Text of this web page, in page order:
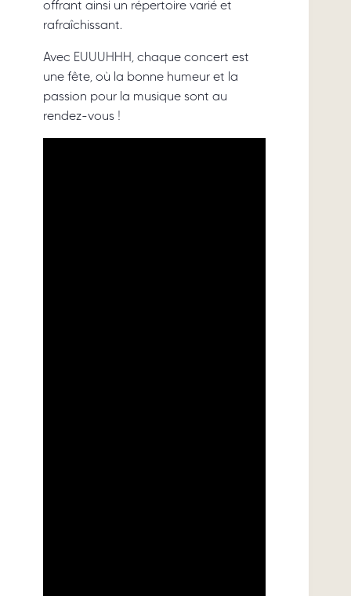
offrant ainsi un répertoire varié et
rafraîchissant.
Avec EUUUHHH, chaque concert est
une fête, où la bonne humeur et la
passion pour la musique sont au
rendez-vous !